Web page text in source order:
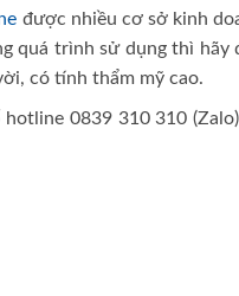
được nhiều cơ sở kinh
quá trình sử dụng thì hãy
có tính thẩm mỹ cao.
0839 310 310